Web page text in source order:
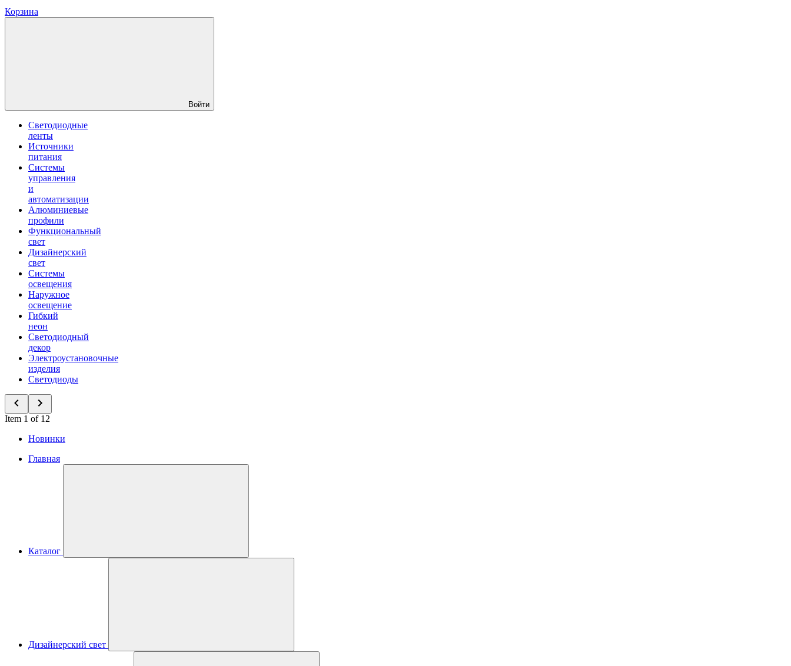
Корзина
Войти
Светодиодные
ленты
Источники
питания
Системы
управления
и
автоматизации
Алюминиевые
профили
Функциональный
свет
Дизайнерский
свет
Системы
освещения
Наружное
освещение
Гибкий
неон
Светодиодный
декор
Электроустановочные
изделия
Светодиоды
Item 1 of 12
Новинки
Главная
Каталог
Дизайнерский свет